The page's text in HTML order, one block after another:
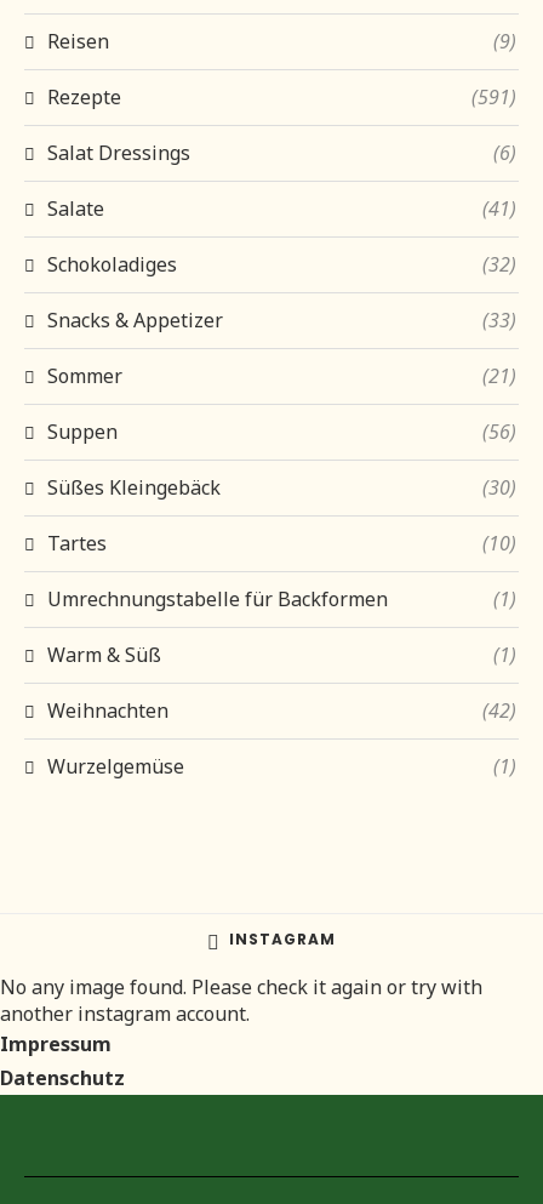
Reisen (9)
Rezepte (591)
Salat Dressings (6)
Salate (41)
Schokoladiges (32)
Snacks & Appetizer (33)
Sommer (21)
Suppen (56)
Süßes Kleingebäck (30)
Tartes (10)
Umrechnungstabelle für Backformen (1)
Warm & Süß (1)
Weihnachten (42)
Wurzelgemüse (1)
INSTAGRAM
No any image found. Please check it again or try with
another instagram account.
Impressum
Datenschutz